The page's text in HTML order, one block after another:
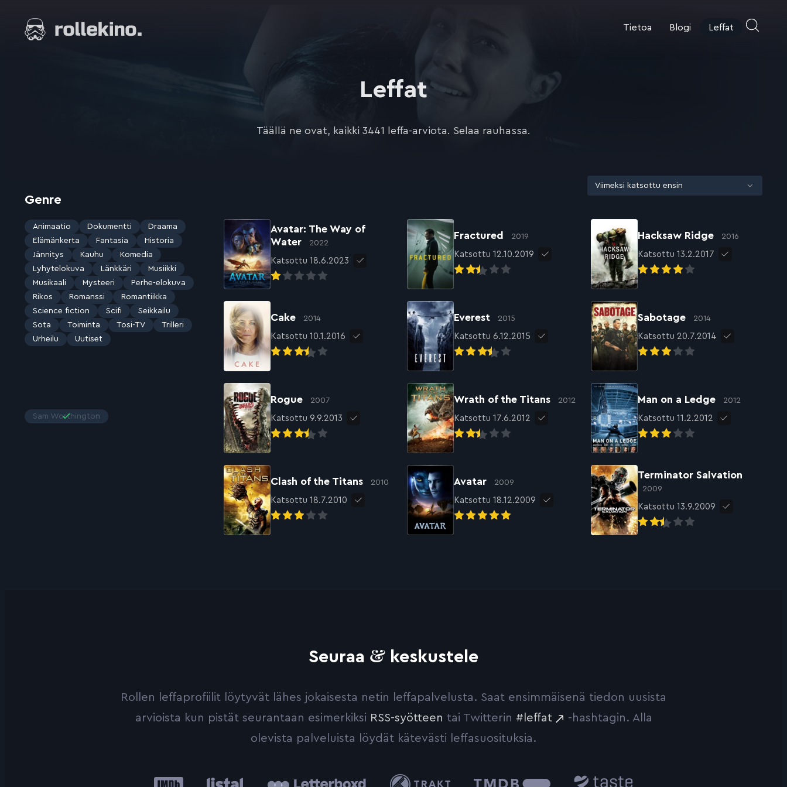
suoraan
sisältöön
Elokuvat ja elokuva-arviot | Rollekino.fi
Tietoa Blogi Leffat
Leffat
Täällä ne ovat, kaikki 3441 leffa-arviota. Selaa rauhassa.
Genre
Animaatio Dokumentti
Draama
Elämänkerta
Fantasia
Historia
Jännitys
Kauhu
Komedia
Lyhytelokuva
Länkkäri
Musiikki
Musikaali
Mysteeri
Perhe-elokuva
Rikos
Romanssi
Romantiikka
Science fiction
Scifi
Seikkailu
Sota
Toiminta Tosi-TV
Trilleri
Urheilu
Uutiset
Sam Worthington
Avatar: The Way of
Water
2022
Katsottu 18.6.2023
Fractured 2019
Katsottu 12.10.2019
Hacksaw Ridge 2016
Katsottu 13.2.2017
Cake 2014
Katsottu 10.1.2016
Everest 2015
Katsottu 6.12.2015
Sabotage 2014
Katsottu 20.7.2014
Rogue 2007
Katsottu 9.9.2013
Wrath of the Titans 2012
Katsottu 17.6.2012
Man on a Ledge 2012
Katsottu 11.2.2012
Clash of the Titans 2010
Katsottu 18.7.2010
Avatar 2009
Katsottu 18.12.2009
Terminator Salvation
2009
Katsottu 13.9.2009
Seuraa & keskustele
Rollen leffaprofiilit löytyvät lähes jokaisesta netin leffapalvelusta. Saat ensimmäisenä tiedon uusista
arvioista kun pistät seurantaan esimerkiksi RSS-syötteen tai Twitterin #leffat
-hashtagin. Alla
olevista palveluista löydät kätevästi leffasuosituksia.